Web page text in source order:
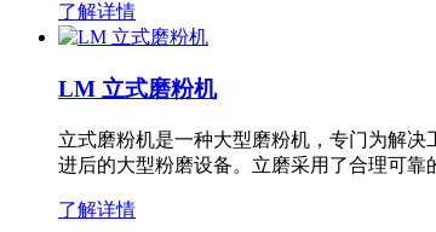
了解详情
LM 立式磨粉机
立式磨粉机是一种大型磨粉机，专门为解
进后的大型粉磨设备。立磨采用了合理可
了解详情